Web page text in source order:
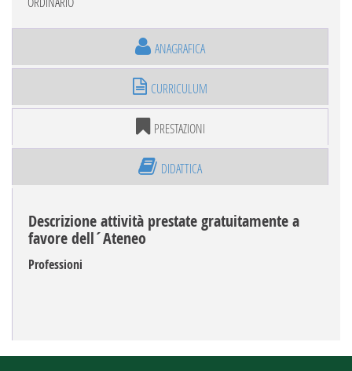
ANAGRAFICA
CURRICULUM
PRESTAZIONI
DIDATTICA
Descrizione attività prestate gratuitamente a
favore dell´Ateneo
Professioni